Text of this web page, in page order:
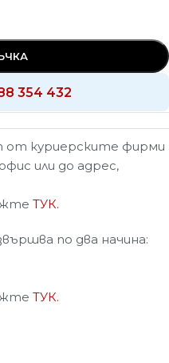
354 432
куриерските фирми
или до адрес,
ТУК.
по два начина:
ТУК.